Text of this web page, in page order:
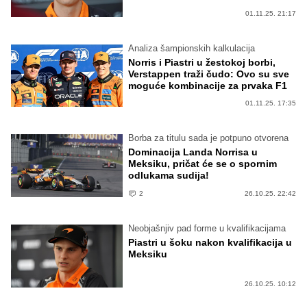
01.11.25. 21:17
Analiza šampionskih kalkulacija
Norris i Piastri u žestokoj borbi,
Verstappen traži čudo: Ovo su sve
moguće kombinacije za prvaka F1
01.11.25. 17:35
Borba za titulu sada je potpuno otvorena
Dominacija Landa Norrisa u
Meksiku, pričat će se o spornim
odlukama sudija!
2 26.10.25. 22:42
Neobjašnjiv pad forme u kvalifikacijama
Piastri u šoku nakon kvalifikacija u
Meksiku
26.10.25. 10:12